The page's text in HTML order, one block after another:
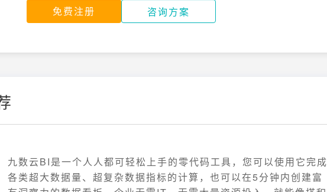
免费注册 咨询方案
九数云BI是一个人人都可轻松上手的零代码工具，您可以使用它完成
各类超大数据量、超复杂数据指标的计算，也可以在5分钟内创建富